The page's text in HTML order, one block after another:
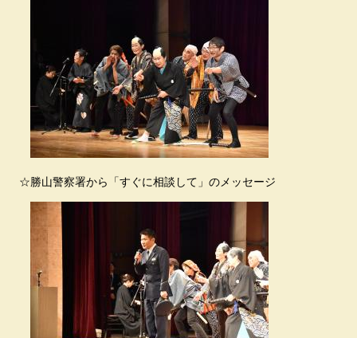
☆勝山警察署から「すぐに相談して」のメッセージ